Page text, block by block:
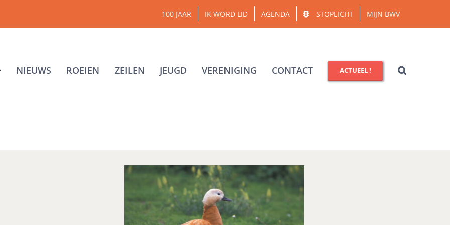
100 JAAR IK WORD LID AGENDA STOPLICHT MIJN BWV
NIEUWS ROEIEN ZEILEN JEUGD VERENIGING CONTACT ACTUEEL !